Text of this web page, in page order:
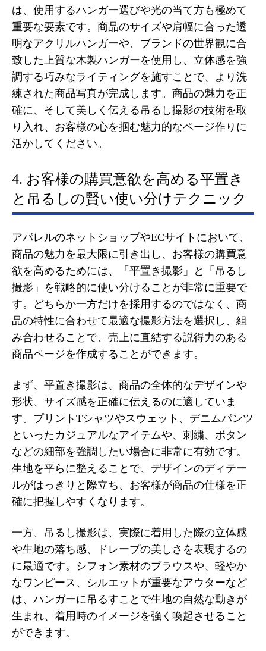
は、使用するハンガー選びや光の当て方も極めて
重要な要素です。商品のサイズや肩幅に合った透
明なアクリルハンガーや、ブランドの世界観に合
致した上質な木製ハンガーを使用し、立体感を強
調する巧みなライティングを施すことで、より洗
練された商品写真が完成します。商品の魅力を正
確に、そして美しく伝える吊るし撮影の技術を取
り入れ、お客様の心を掴む魅力的なページ作りに
活かしてください。
4. お客様の購買意欲を高める平置き
と吊るしの賢い使い分けテクニック
アパレルのネットショップやECサイトにおいて、
商品の魅力を最大限に引き出し、お客様の購買意
欲を高めるためには、「平置き撮影」と「吊るし
撮影」を戦略的に使い分けることが非常に重要で
す。どちらか一方だけを採用するのではなく、商
品の特性に合わせて最適な撮影方法を選択し、組
み合わせることで、売上に直結する説得力のある
商品ページを作成することができます。
まず、平置き撮影は、商品の全体的なデザインや
形状、サイズ感を正確に伝えるのに適していま
す。プリントTシャツやスウェット、デニムパンツ
といったカジュアルなアイテムや、刺繍、ボタン
などの細部を強調したい場合に非常に有効です。
生地を平らに整えることで、デザインのディテー
ルがはっきりと際立ち、お客様が商品の仕様を正
確に把握しやすくなります。
一方、吊るし撮影は、実際に着用した際の立体感
や生地の落ち感、ドレープの美しさを表現するの
に最適です。シフォン素材のブラウスや、軽やか
なワンピース、シルエットが重要なアウターなど
は、ハンガーに吊るすことで生地の自然な動きが
生まれ、着用時のイメージを強く喚起させること
ができます。